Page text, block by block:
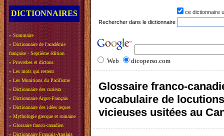
DICTIONNAIRES
» Sommaire
» Dictionnaire de l'académie
française - Septième édition
» Proverbes et dictons
» Les mots qui restent
» Les Munitions du Pacifisme
» Dictionnaire des curieux
» Dictionnaire Argot-Français
» Dictionnaire des idées reçues
» Mythologie grecque et romaine
» Glossaire franco-canadien
» Dictionnaire Français-Anglais
ce dictionnaire
Rechercher dans le dictionnaire
Web dicoperso.com
Glossaire franco-
vocabulaire de locutions
vicieuses usitées au